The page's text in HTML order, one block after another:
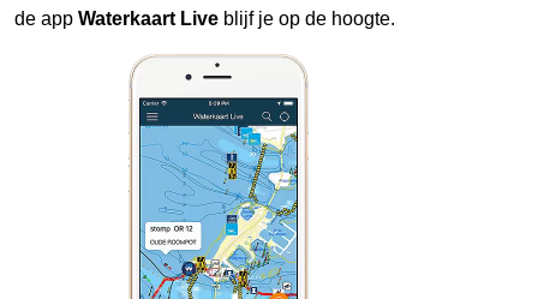
de app Waterkaart Live blijf je op de hoogte.